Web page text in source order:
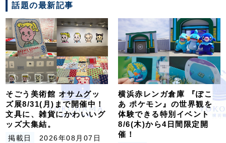
話題の最新記事
そごう美術館 オサムグッ
ズ展8/31(月)まで開催中！
文具に、雑貨にかわいいグ
ッズ大集結。
掲載日 2026年08月07日
横浜赤レンガ倉庫 『ぽこ
あ ポケモン』の世界観を
体験できる特別イベント
8/6(木)から4日間限定開
催！